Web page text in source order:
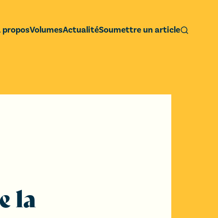
proposVolumesActualitéSoumettre un article
la